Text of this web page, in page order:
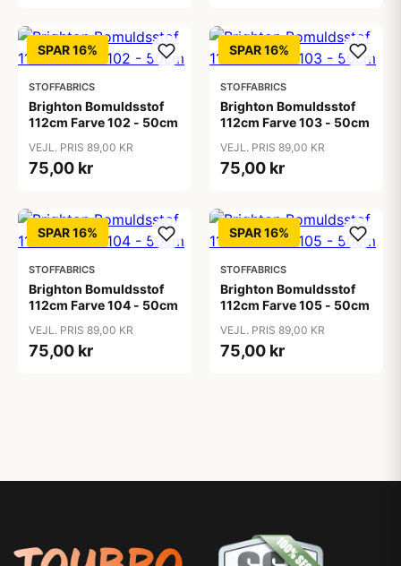
SPAR 16%
STOFFABRICS
Brighton Bomuldsstof
112cm Farve 102 - 50cm
VEJL. PRIS 89,00 KR
75,00 kr
SPAR 16%
STOFFABRICS
Brighton Bomuldsstof
112cm Farve 103 - 50cm
VEJL. PRIS 89,00 KR
75,00 kr
SPAR 16%
STOFFABRICS
Brighton Bomuldsstof
112cm Farve 104 - 50cm
VEJL. PRIS 89,00 KR
75,00 kr
SPAR 16%
STOFFABRICS
Brighton Bomuldsstof
112cm Farve 105 - 50cm
VEJL. PRIS 89,00 KR
75,00 kr